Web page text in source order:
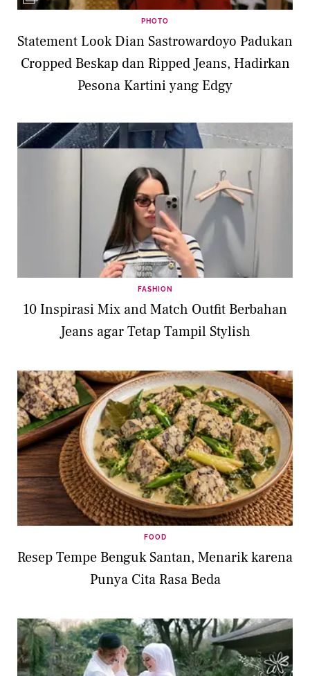
PHOTO
Statement Look Dian Sastrowardoyo Padukan
Cropped Beskap dan Ripped Jeans, Hadirkan
Pesona Kartini yang Edgy
FASHION
10 Inspirasi Mix and Match Outfit Berbahan
Jeans agar Tetap Tampil Stylish
FOOD
Resep Tempe Benguk Santan, Menarik karena
Punya Cita Rasa Beda